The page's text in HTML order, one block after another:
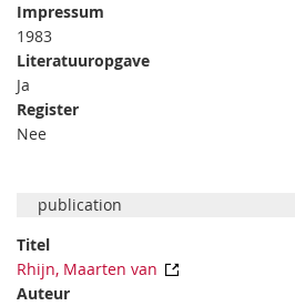
Impressum
1983
Literatuuropgave
Ja
Register
Nee
publication
Titel
Rhijn, Maarten van
Auteur